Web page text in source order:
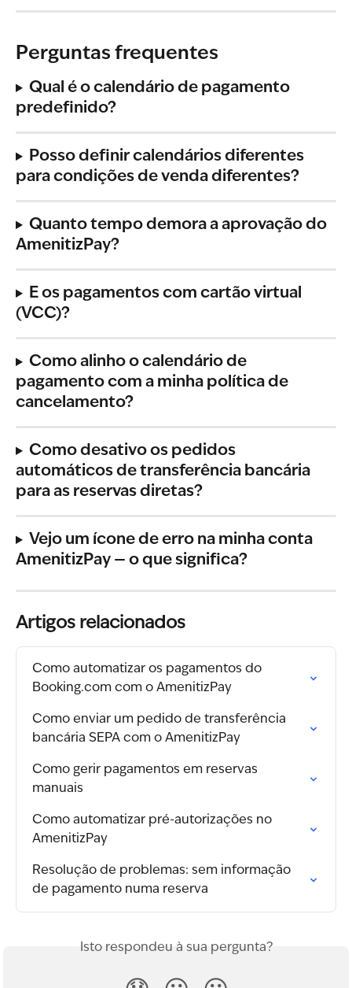
Perguntas frequentes
Qual é o calendário de pagamento
predefinido?
Posso definir calendários diferentes
para condições de venda diferentes?
Quanto tempo demora a aprovação do
AmenitizPay?
E os pagamentos com cartão virtual
(VCC)?
Como alinho o calendário de
pagamento com a minha política de
cancelamento?
Como desativo os pedidos
automáticos de transferência bancária
para as reservas diretas?
Vejo um ícone de erro na minha conta
AmenitizPay — o que significa?
Artigos relacionados
Como automatizar os pagamentos do
Booking.com com o AmenitizPay
Como enviar um pedido de transferência
bancária SEPA com o AmenitizPay
Como gerir pagamentos em reservas
manuais
Como automatizar pré-autorizações no
AmenitizPay
Resolução de problemas: sem informação
de pagamento numa reserva
Isto respondeu à sua pergunta?